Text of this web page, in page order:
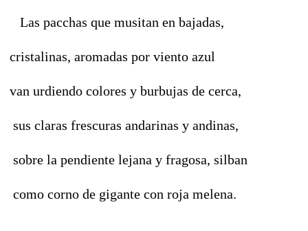
Las pacchas que musitan en bajadas,
cristalinas, aromadas por viento azul
van urdiendo colores y burbujas de cerca,
sus claras frescuras andarinas y andinas,
sobre la pendiente lejana y fragosa, silban
como corno de gigante con roja melena.